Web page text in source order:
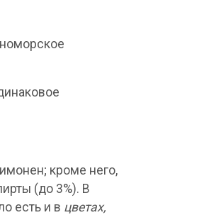
кроме него,
(до 3%). В
есть и в цветах,